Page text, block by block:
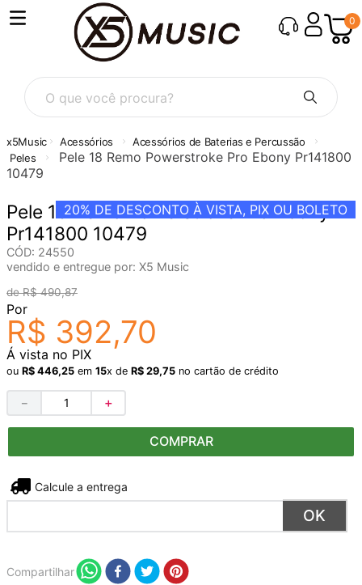
0
O que você procura?
Acessórios
Acessórios de Baterias e Percussão
Peles
Pele 18 Remo Powerstroke Pro Ebony Pr141800
10479
20% DE DESCONTO À VISTA, PIX OU BOLETO
Pele 18 Remo Powerstroke Pro Ebony
Pr141800 10479
CÓD: 24550
vendido e entregue por: X5 Music
R$ 490,87
Por
R$ 392,70
Á vista no PIX
ou R$ 446,25 em 15x de R$ 29,75 no cartão de crédito
＋
－
COMPRAR
Não sei meu CEP
Compartilhar